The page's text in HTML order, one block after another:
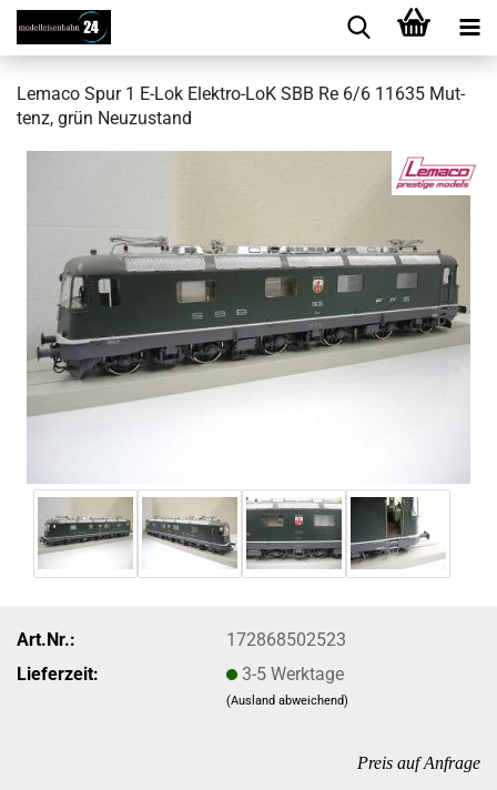
Le­ma­co Spur 1 E-Lok Elektro-​LoK SBB Re 6/6 11635 Mut­
tenz, grün Neu­zu­stand
Art.Nr.:
172868502523
Lieferzeit:
3-5 Werktage
(Ausland abweichend)
Preis auf Anfrage